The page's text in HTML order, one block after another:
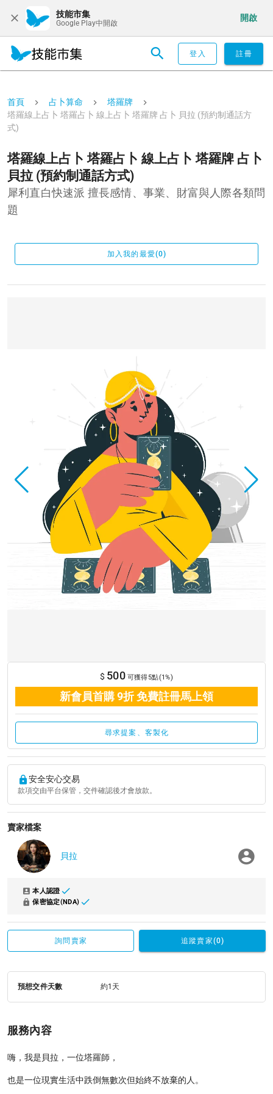
技能市集
Google Play中開啟
開啟
登入 註冊
首頁 占卜算命
塔羅牌
塔羅線上占卜 塔羅占卜 線上占卜 塔羅牌 占卜 貝拉 (預約制通話方
式)
塔羅線上占卜 塔羅占卜 線上占卜 塔羅牌 占卜
貝拉 (預約制通話方式)
犀利直白快速派 擅長感情、事業、財富與人際各類問
題
加入我的最愛(0)
$ 500 可獲得5點(1%)
新會員首購 9折 免費註冊馬上領
尋求提案、客製化
安全安心交易
款項交由平台保管，交件確認後才會放款。
賣家檔案
貝拉
本人認證
保密協定(NDA)
詢問賣家 追蹤賣家(0)
預想交件天數 約1天
服務內容
嗨，我是貝拉，一位塔羅師，
也是一位現實生活中跌倒無數次但始終不放棄的人。